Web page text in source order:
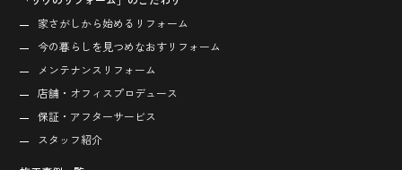
家さがしから始める リフォーム
今の暮らしを見つめなおす リフォーム
メンテナンスリフォーム
店舗・オフィス プロデュース
保証・アフターサービス
スタッフ紹介